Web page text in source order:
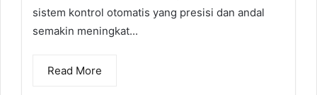
sistem kontrol otomatis yang presisi dan andal
semakin meningkat...
Read More